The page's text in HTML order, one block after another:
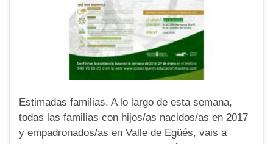
Estimadas familias. A lo largo de esta semana,
todas las familias con hijos/as nacidos/as en 2017
y empadronados/as en Valle de Egüés, vais a